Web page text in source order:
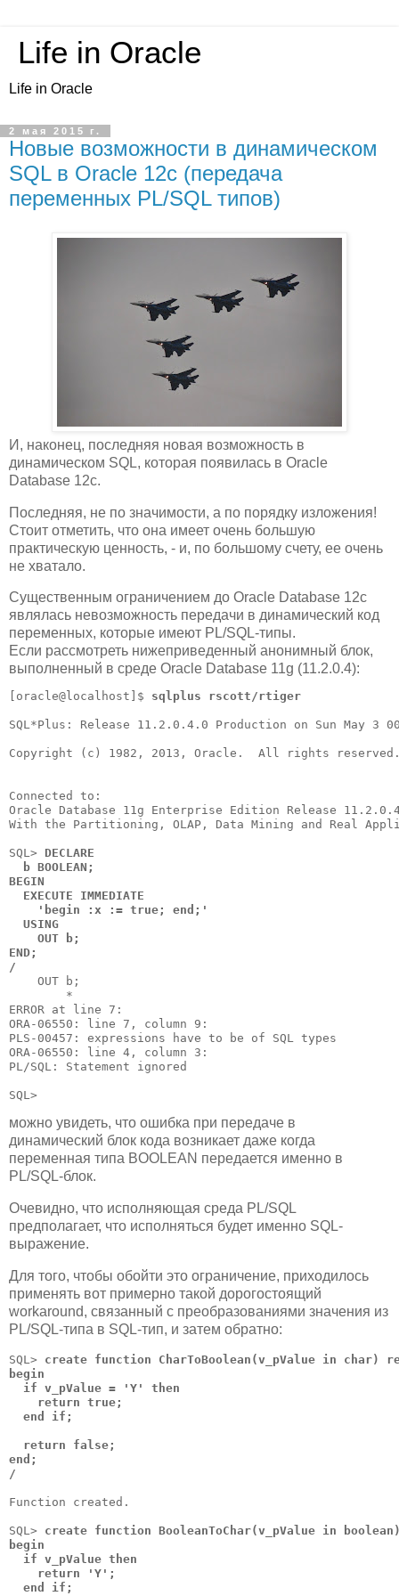
Life in Oracle
Life in Oracle
2 мая 2015 г.
Новые возможности в динамическом
SQL в Oracle 12c (передача
переменных PL/SQL типов)
И, наконец, последняя новая возможность в
динамическом SQL, которая появилась в Oracle
Database 12c.
Последняя, не по значимости, а по порядку изложения!
Стоит отметить, что она имеет очень большую
практическую ценность, - и, по большому счету, ее очень
не хватало.
Существенным ограничением до Oracle Database 12c
являлась невозможность передачи в динамический код
переменных, которые имеют PL/SQL-типы.
Если рассмотреть нижеприведенный анонимный блок,
выполненный в среде Oracle Database 11g (11.2.0.4):
[oracle@localhost]$ sqlplus rscott/rtiger
SQL*Plus: Release 11.2.0.4.0 Production on Sun May 3
Copyright (c) 1982, 2013, Oracle.  All rights
Connected to:
Oracle Database 11g Enterprise Edition Release
With the Partitioning, OLAP, Data Mining and Real
SQL> DECLARE
  b BOOLEAN;
BEGIN
  EXECUTE IMMEDIATE
    'begin :x := true; end;'
  USING
    OUT b;
END;
/
    OUT b;
        *
ERROR at line 7:
ORA-06550: line 7, column 9:
PLS-00457: expressions have to be of SQL types
ORA-06550: line 4, column 3:
PL/SQL: Statement ignored
можно увидеть, что ошибка при передаче в
динамический блок кода возникает даже когда
переменная типа BOOLEAN передается именно в
PL/SQL-блок.
Очевидно, что исполняющая среда PL/SQL
предполагает, что исполняться будет именно SQL-
выражение.
Для того, чтобы обойти это ограничение, приходилось
применять вот примерно такой дорогостоящий
workaround, связанный с преобразованиями значения из
PL/SQL-типа в SQL-тип, и затем обратно:
SQL> create function CharToBoolean(v_pValue in char)
begin
  if v_pValue = 'Y' then
    return true;
  end if;
  return false;
end;
Function created.
SQL> create function BooleanToChar(v_pValue in
begin
  if v_pValue then
    return 'Y';
  end if;